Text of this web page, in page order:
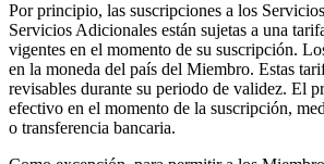
Por principio, las suscripciones a los
Servicios Adicionales están sujetas a una
vigentes en el momento de su suscripción.
en la moneda del país del Miembro. Estas
revisables durante su periodo de validez. El
efectivo en el momento de la suscripción,
o transferencia bancaria.